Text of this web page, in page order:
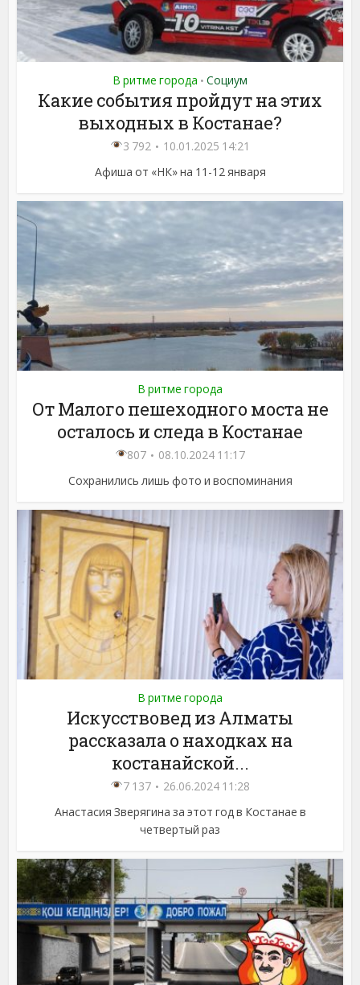
В ритме города • Социум
Какие события пройдут на этих
выходных в Костанае?
3 792
10.01.2025 14:21
Афиша от «НК» на 11-12 января
В ритме города
От Малого пешеходного моста не
осталось и следа в Костанае
807
08.10.2024 11:17
Сохранились лишь фото и воспоминания
В ритме города
Искусствовед из Алматы
рассказала о находках на
костанайской...
7 137
26.06.2024 11:28
Анастасия Зверягина за этот год в Костанае в
четвертый раз